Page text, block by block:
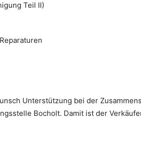
Teil II)
Unterstützung bei der
Bocholt. Damit ist der